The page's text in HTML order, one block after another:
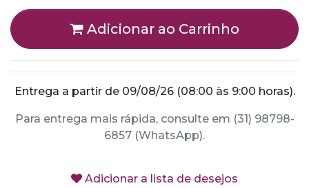
Adicionar ao Carrinho
Entrega a partir de 09/08/26 (08:00 às 9:00 horas).
Para entrega mais rápida, consulte em (31) 98798-
6857 (WhatsApp).
Adicionar a lista de desejos